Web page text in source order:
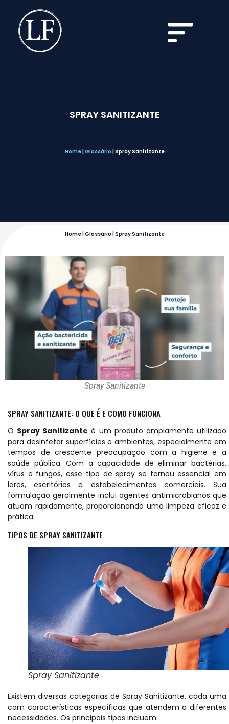
SPRAY SANITIZANTE
Home| Glossário Spray Sanitizante
Home| Glossário Spray Sanitizante
Spray Sanitizante
SPRAY SANITIZANTE: O QUE É E COMO FUNCIONA
O Spray Sanitizante é um produto amplamente utilizado
para desinfetar superfícies e ambientes, especialmente em
tempos de crescente preocupação com a higiene e a
saúde pública. Com a capacidade de eliminar bactérias,
vírus e fungos, esse tipo de spray se tornou essencial em
lares, escritórios e estabelecimentos comerciais. Sua
formulação geralmente inclui agentes antimicrobianos que
atuam rapidamente, proporcionando uma limpeza eficaz e
prática.
TIPOS DE SPRAY SANITIZANTE
Spray Sanitizante
Existem diversas categorias de Spray Sanitizante, cada uma
com características específicas que atendem a diferentes
necessidades. Os principais tipos incluem: